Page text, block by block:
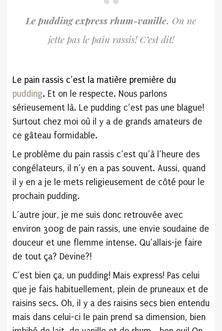
Le pudding express rhum-vanille. On ne
jette pas le pain rassis! C’est dit!
Le pain rassis c’est la matière première du
pudding. Et on le respecte. Nous parlons
sérieusement là. Le pudding c’est pas une blague!
Surtout chez moi où il y a de grands amateurs de
ce gâteau formidable.
Le problème du pain rassis c’est qu’à l’heure des
congélateurs, il n’y en a pas souvent. Aussi, quand
il y en a je le mets religieusement de côté pour le
prochain pudding.
L’autre jour, je me suis donc retrouvée avec
environ 300g de pain rassis, une envie soudaine de
douceur et une flemme intense. Qu’allais-je faire
de tout ça? Devine?!
C’est bien ça, un pudding! Mais express! Pas celui
que je fais habituellement, plein de pruneaux et de
raisins secs. Oh, il y a des raisins secs bien entendu
mais dans celui-ci le pain prend sa dimension, bien